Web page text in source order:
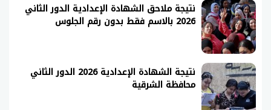
نتيجة ملاحق الشهادة الإعدادية الدور الثاني
2026 بالاسم فقط بدون رقم الجلوس
نتيجة الشهادة الإعدادية 2026 الدور الثاني
محافظة الشرقية